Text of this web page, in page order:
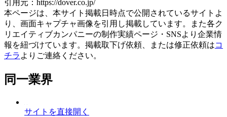
引用元：https://dover.co.jp/
本ページは、本サイト掲載日時点で公開されているサイトよ
り、画面キャプチャ画像を引用し掲載しています。また各ク
リエイティブカンパニーの制作実績ページ・SNSより企業情
報を紐づけています。掲載取下げ依頼、または修正依頼はコ
チラ よりご連絡ください。
同一業界
サイトを直接開く